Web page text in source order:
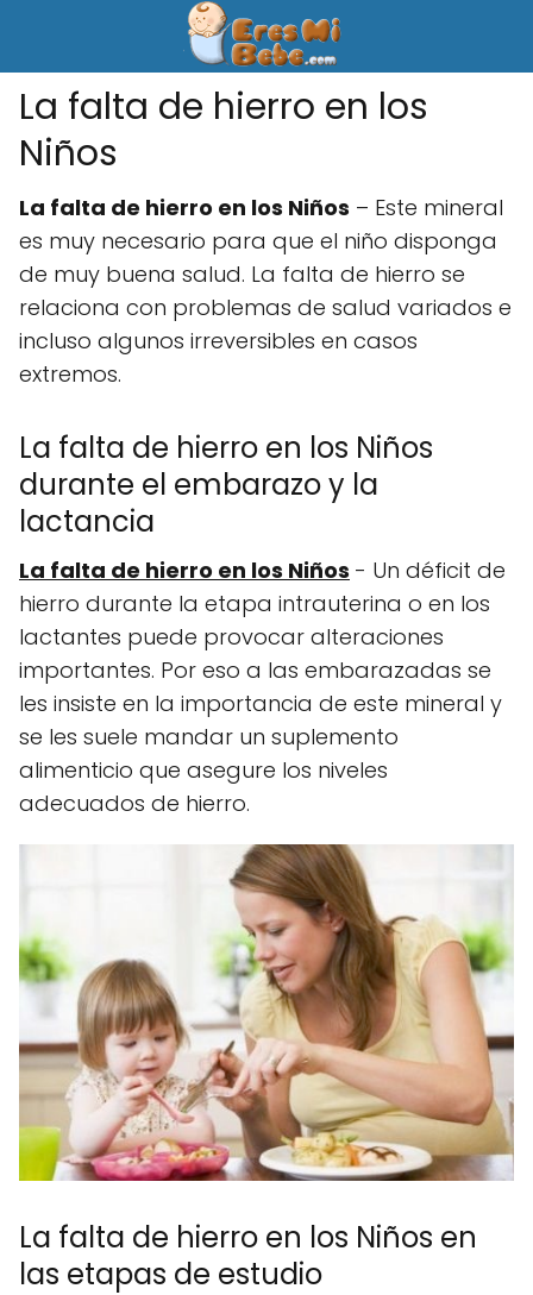
La falta de hierro en los
Niños
La falta de hierro en los Niños – Este mineral
es muy necesario para que el niño disponga
de muy buena salud. La falta de hierro se
relaciona con problemas de salud variados e
incluso algunos irreversibles en casos
extremos.
La falta de hierro en los Niños
durante el embarazo y la
lactancia
La falta de hierro en los Niños - Un déficit de
hierro durante la etapa intrauterina o en los
lactantes puede provocar alteraciones
importantes. Por eso a las embarazadas se
les insiste en la importancia de este mineral y
se les suele mandar un suplemento
alimenticio que asegure los niveles
adecuados de hierro.
La falta de hierro en los Niños en
las etapas de estudio